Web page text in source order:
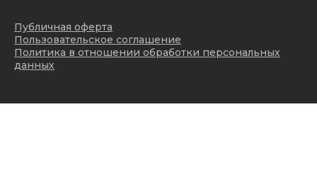
Публичная оферта
Пользовательское соглашение
Политика в отношении обработки персональных
данных